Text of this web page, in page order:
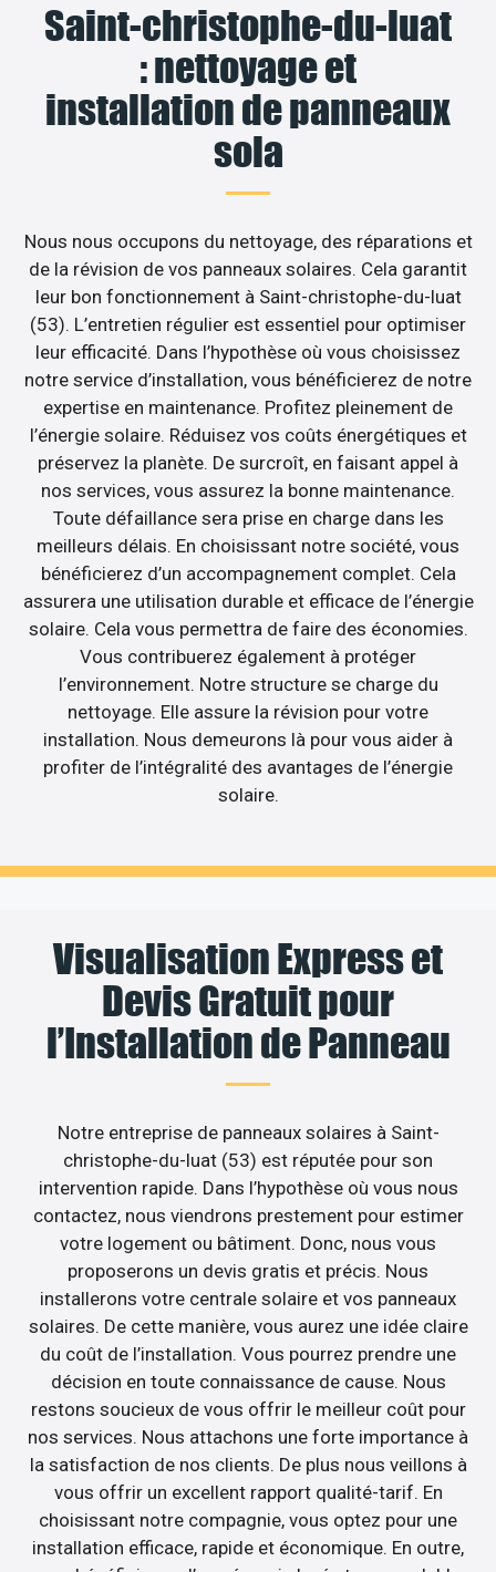
Saint-christophe-du-luat
: nettoyage et
installation de panneaux
sola
Nous nous occupons du nettoyage, des réparations et
de la révision de vos panneaux solaires. Cela garantit
leur bon fonctionnement à Saint-christophe-du-luat
(53). L’entretien régulier est essentiel pour optimiser
leur efficacité. Dans l’hypothèse où vous choisissez
notre service d’installation, vous bénéficierez de notre
expertise en maintenance. Profitez pleinement de
l’énergie solaire. Réduisez vos coûts énergétiques et
préservez la planète. De surcroît, en faisant appel à
nos services, vous assurez la bonne maintenance.
Toute défaillance sera prise en charge dans les
meilleurs délais. En choisissant notre société, vous
bénéficierez d’un accompagnement complet. Cela
assurera une utilisation durable et efficace de l’énergie
solaire. Cela vous permettra de faire des économies.
Vous contribuerez également à protéger
l’environnement. Notre structure se charge du
nettoyage. Elle assure la révision pour votre
installation. Nous demeurons là pour vous aider à
profiter de l’intégralité des avantages de l’énergie
solaire.
Visualisation Express et
Devis Gratuit pour
l’Installation de Panneau
Notre entreprise de panneaux solaires à Saint-
christophe-du-luat (53) est réputée pour son
intervention rapide. Dans l’hypothèse où vous nous
contactez, nous viendrons prestement pour estimer
votre logement ou bâtiment. Donc, nous vous
proposerons un devis gratis et précis. Nous
installerons votre centrale solaire et vos panneaux
solaires. De cette manière, vous aurez une idée claire
du coût de l’installation. Vous pourrez prendre une
décision en toute connaissance de cause. Nous
restons soucieux de vous offrir le meilleur coût pour
nos services. Nous attachons une forte importance à
la satisfaction de nos clients. De plus nous veillons à
vous offrir un excellent rapport qualité-tarif. En
choisissant notre compagnie, vous optez pour une
installation efficace, rapide et économique. En outre,